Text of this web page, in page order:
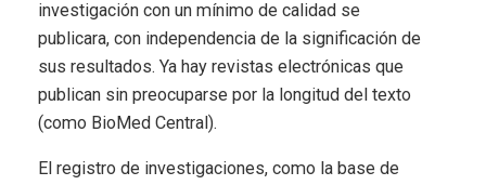
investigación con un mínimo de calidad se
publicara, con independencia de la significación de
sus resultados. Ya hay revistas electrónicas que
publican sin preocuparse por la longitud del texto
(como BioMed Central).
El registro de investigaciones, como la base de